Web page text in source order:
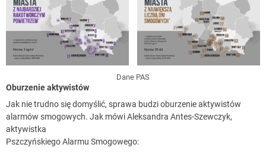
Dane PAS
Oburzenie aktywistów
Jak nie trudno się domyślić, sprawa budzi oburzenie aktywistów
alarmów smogowych. Jak mówi Aleksandra Antes-Szewczyk,
aktywistka
Pszczyńskiego Alarmu Smogowego: